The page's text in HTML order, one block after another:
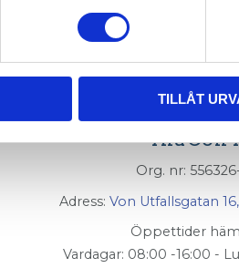
TILLÅT
AluCon
Org. nr:
Adress: Von Utfallsgatan
Öppettider
Vardagar: 08:00 -16:00 -